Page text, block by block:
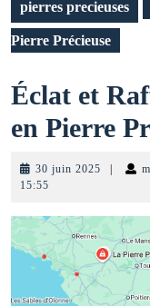
pierres precieuses
Pierre Précieuse
Éclat et
en Pierre
30 juin 2025 30
15:55